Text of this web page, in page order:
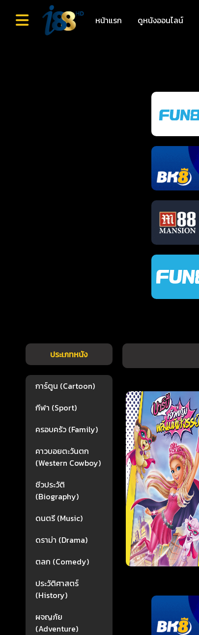
หน้าแรก ดูหนังออนไลน์
ประเภทหนัง
การ์ตูน (Cartoon)
กีฬา (Sport)
ครอบครัว (Family)
คาวบอยตะวันตก
(Western Cowboy)
ชีวประวัติ
(Biography)
ดนตรี (Music)
ดราม่า (Drama)
ตลก (Comedy)
ประวัติศาสตร์
(History)
ผจญภัย
(Adventure)